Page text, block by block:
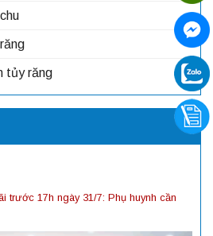
tủy răng
trước 17h ngày 31/7: Phụ huynh cần